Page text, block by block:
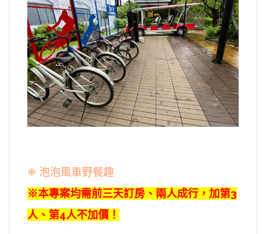
❈ 泡泡風車野餐趣
※本專案均需前三天訂房、兩人成行，加第3
人、第4人不加價！